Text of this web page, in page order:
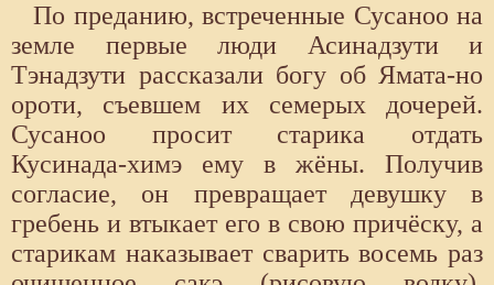
По преданию, встреченные Сусаноо на
земле первые люди Асинадзути и
Тэнадзути рассказали богу об Ямата-но
ороти, съевшем их семерых дочерей.
Сусаноо просит старика отдать
Кусинада-химэ ему в жёны. Получив
согласие, он превращает девушку в
гребень и втыкает его в свою причёску, а
старикам наказывает сварить восемь раз